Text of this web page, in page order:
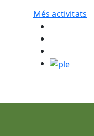
Més activitats
ple